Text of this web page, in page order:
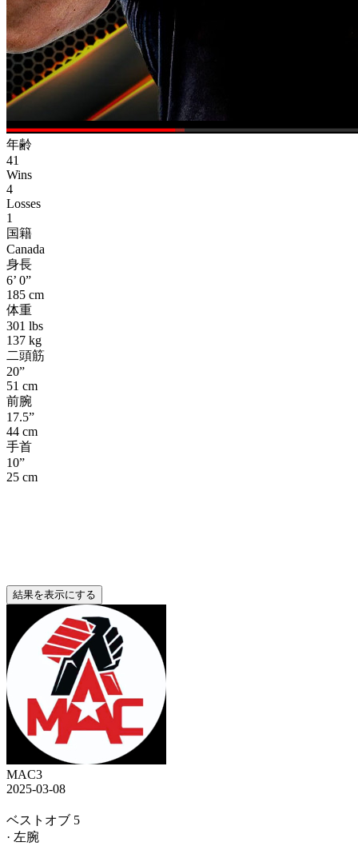
年齢
41
Wins
4
Losses
1
国籍
Canada
身長
6’ 0”
185 cm
体重
301 lbs
137 kg
二頭筋
20”
51 cm
前腕
17.5”
44 cm
手首
10”
25 cm
結果を表示にする
MAC3
2025-03-08
ベストオブ 5
· 左腕